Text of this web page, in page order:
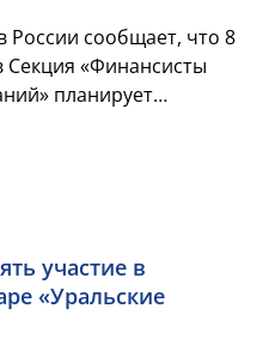
России сообщает, что 8
Секция «Финансисты
планирует
участие в
«Уральские